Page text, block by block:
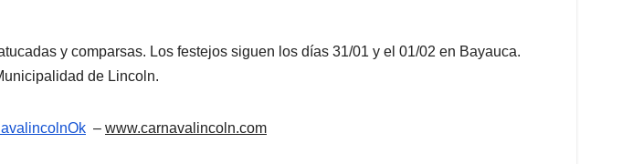
y comparsas. Los festejos siguen los días 31/01 y el 01/02 en Bayauca.
de Lincoln.
– www.carnavalincoln.com